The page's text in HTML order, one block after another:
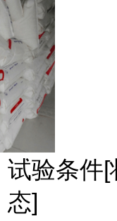
试验条件[
态]